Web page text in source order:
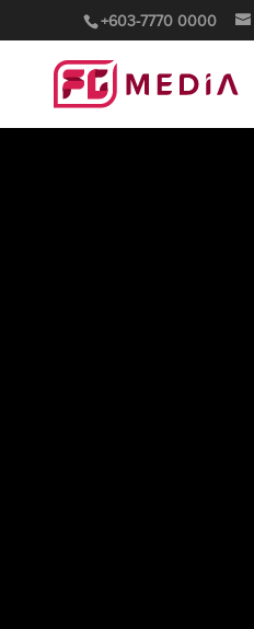
+603-7770 0000